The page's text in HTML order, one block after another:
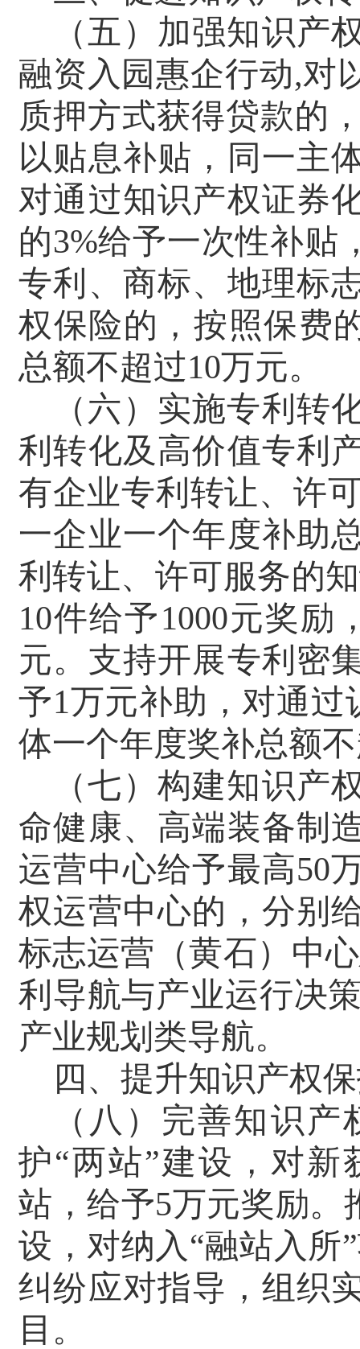
（五）加强知识产
融资入园惠企行动,对
质押方式获得贷款的
以贴息补贴，同一主
对通过知识产权证券
的3%给予一次性补贴
专利、商标、地理标
权保险的，按照保费
总额不超过10万元。
（六）实施专利转
利转化及高价值专利
有企业专利转让、许
一企业一个年度补助
利转让、许可服务的
10件给予1000元奖励
元。支持开展专利密
予1万元补助，对通过
体一个年度奖补总额
（七）构建知识产
命健康、高端装备制
运营中心给予最高50
权运营中心的，分别
标志运营（黄石）中
利导航与产业运行决
产业规划类导航。
四、提升知识产权
（八）完善知识
护“两站”建设，对
站，给予5万元奖励。
设，对纳入“融站入所
纠纷应对指导，组织
目。